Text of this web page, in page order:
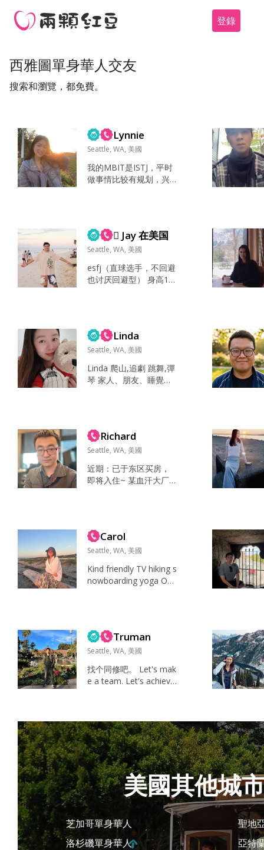
登錄
西雅圖單身華人交友
搜索和瀏覽，都免費。
Lynnie
Seattle, WA, 美國
我的MBIT是ISTJ，平时
做事情比较有规划，兴
不太喜欢冒险和尝试新
事物。所以，专一也是
我最有特点的地方。 非3
2-36岁的朋友请勿扰，
不要浪费💎 有婚姻史的
男性请勿扰 逛街，hikin
不过手艺不...
 Jay 在美国
Seattle, WA, 美國
esfj（直球选手，不回避
也讨厌回避型） 身高18
术负责人，汇报给US CT
O，经常去SD/LA以及回
国出差，前年4次LA+2
次回国，去年回国出差2
次+LA/SD八九次。今年
10-11月会回国一趟，我
Linda
Seattle, WA, 美國
Linda 爬山,追劇 跳舞,彈
琴 家人、朋友、睡覺、
氣好，善良 你喜歡什麼
呢...Richard
Seattle, WA, 美國
近期：已于东区买房，
即将入住~ 某血汗大厂s
平时没有什么特别的爱
好，主要是在家里玩各
种游戏，看看B站视频和
新番或者学习技术。当
然偶尔也会跟朋友出去
玩，或者自己一个人出
和，思考沉稳理...
Carol
Seattle, WA, 美國
Kind friendly TV hiking s
nowboarding yoga Opti
Truman
Seattle, WA, 美國
找个同修吧。 Let's mak
e a team. Let's achieve
nd tough. 善良。 明白
人。 找男女朋友从来都
不是难事，难的是建立
一段高质量的亲密关
系，在... 美國其他城
芝加哥單身華人
洛杉磯單身華人
聖地
亞特